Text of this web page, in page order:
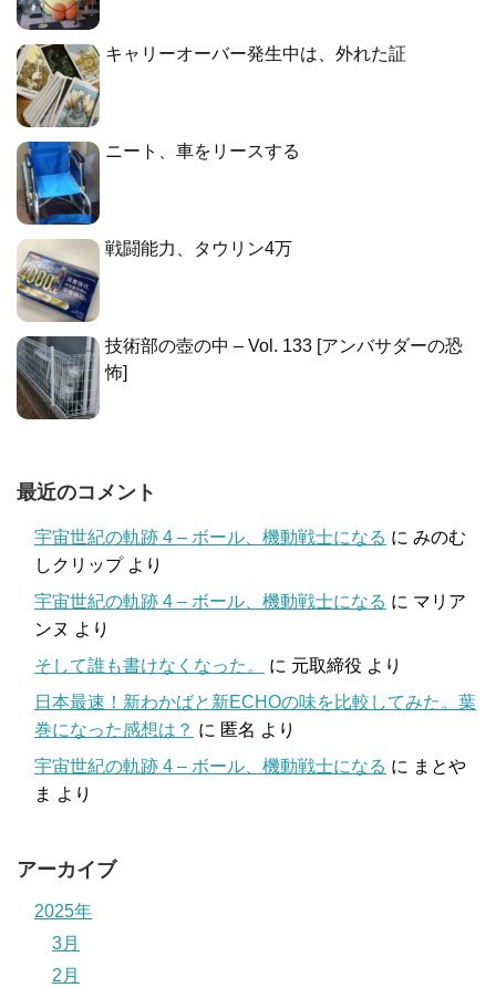
キャリーオーバー発生中は、外れた証
ニート、車をリースする
戦闘能力、タウリン4万
技術部の壺の中 – Vol. 133 [アンバサダーの恐
怖]
最近のコメント
宇宙世紀の軌跡 4 – ボール、機動戦士になる に みのむ
しクリップより
宇宙世紀の軌跡 4 – ボール、機動戦士になる に マリア
ンヌ より
そして誰も書けなくなった。
に 元取締役 より
日本最速！新わかばと新ECHOの味を比較してみた。葉
巻になった感想は？ に 匿名 より
宇宙世紀の軌跡 4 – ボール、機動戦士になる に まとや
ま より
アーカイブ
2025年
3月
2月